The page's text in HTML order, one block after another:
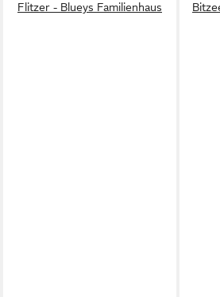
Flitzer - Blueys Familienhaus